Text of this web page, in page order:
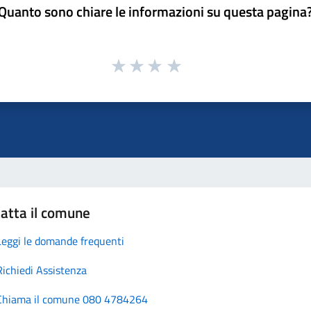
sono chiare le informazioni su questa
il comune
le domande frequenti
Assistenza
il comune 080 4784264